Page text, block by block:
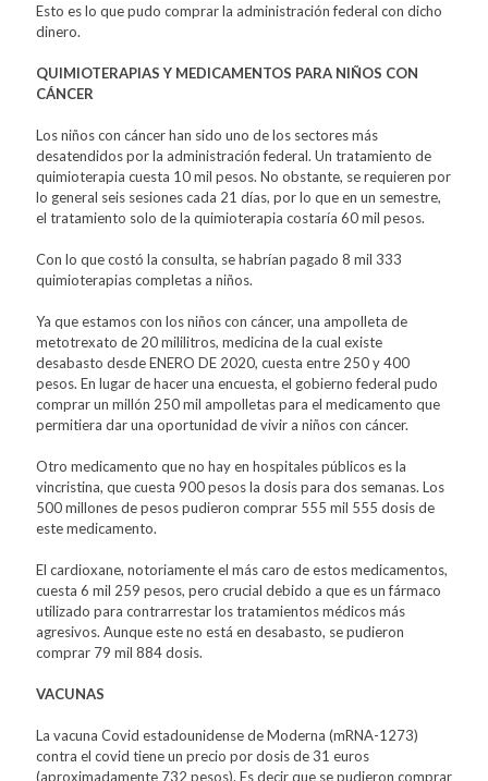
Esto es lo que pudo comprar la administración federal con dicho
dinero.
QUIMIOTERAPIAS Y MEDICAMENTOS PARA NIÑOS CON
CÁNCER
Los niños con cáncer han sido uno de los sectores más
desatendidos por la administración federal. Un tratamiento de
quimioterapia cuesta 10 mil pesos. No obstante, se requieren por
lo general seis sesiones cada 21 días, por lo que en un semestre,
el tratamiento solo de la quimioterapia costaría 60 mil pesos.
Con lo que costó la consulta, se habrían pagado 8 mil 333
quimioterapias completas a niños.
Ya que estamos con los niños con cáncer, una ampolleta de
metotrexato de 20 mililitros, medicina de la cual existe
desabasto desde ENERO DE 2020, cuesta entre 250 y 400
pesos. En lugar de hacer una encuesta, el gobierno federal pudo
comprar un millón 250 mil ampolletas para el medicamento que
permitiera dar una oportunidad de vivir a niños con cáncer.
Otro medicamento que no hay en hospitales públicos es la
vincristina, que cuesta 900 pesos la dosis para dos semanas. Los
500 millones de pesos pudieron comprar 555 mil 555 dosis de
este medicamento.
El cardioxane, notoriamente el más caro de estos medicamentos,
cuesta 6 mil 259 pesos, pero crucial debido a que es un fármaco
utilizado para contrarrestar los tratamientos médicos más
agresivos. Aunque este no está en desabasto, se pudieron
comprar 79 mil 884 dosis.
VACUNAS
La vacuna Covid estadounidense de Moderna (mRNA-1273)
contra el covid tiene un precio por dosis de 31 euros
(aproximadamente 732 pesos). Es decir que se pudieron comprar